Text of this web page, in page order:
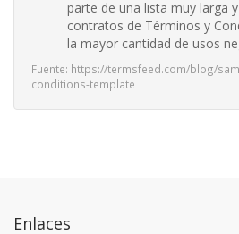
parte de una lista muy larga
contratos de Términos y
la mayor cantidad de usos
Fuente: https://termsfeed.com/blog/
conditions-template
Enlaces